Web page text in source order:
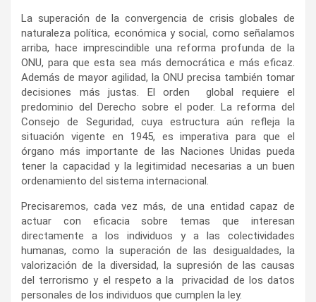
La superación de la convergencia de crisis globales de
naturaleza política, económica y social, como señalamos
arriba, hace imprescindible una reforma profunda de la
ONU, para que esta sea más democrática e más eficaz.
Además de mayor agilidad, la ONU precisa también tomar
decisiones más justas. El orden global requiere el
predominio del Derecho sobre el poder. La reforma del
Consejo de Seguridad, cuya estructura aún refleja la
situación vigente en 1945, es imperativa para que el
órgano más importante de las Naciones Unidas pueda
tener la capacidad y la legitimidad necesarias a un buen
ordenamiento del sistema internacional.
Precisaremos, cada vez más, de una entidad capaz de
actuar con eficacia sobre temas que interesan
directamente a los individuos y a las colectividades
humanas, como la superación de las desigualdades, la
valorización de la diversidad, la supresión de las causas
del terrorismo y el respeto a la privacidad de los datos
personales de los individuos que cumplen la ley.